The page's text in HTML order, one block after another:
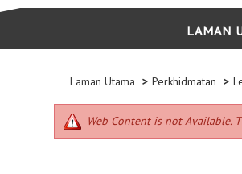
LAMAN
Laman Utama Perkhidmatan
Web Content is not Available.